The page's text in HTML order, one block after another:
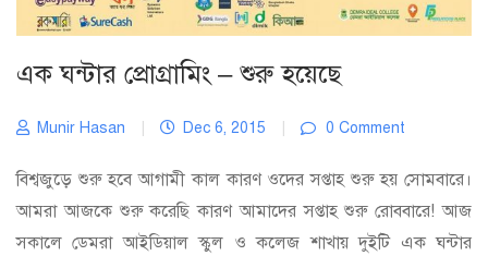
এক ঘন্টার প্রোগ্রামিং – শুরু হয়েছে
Munir Hasan Dec 6, 2015 0 Comment
বিশ্বজুড়ে শুরু হবে আগামী কাল কারণ ওদের সপ্তাহ শুরু হয় সোমবারে।
আমরা আজকে শুরু করেছি কারণ আমাদের সপ্তাহ শুরু রোববারে! আজ
সকালে ডেমরা আইডিয়াল স্কুল ও কলেজ শাখায় দুইটি এক ঘন্টার